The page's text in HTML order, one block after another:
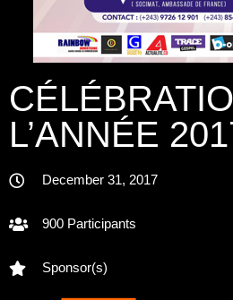
L’ANNÉE
December 31, 2017
900 Participants
Sponsor(s)